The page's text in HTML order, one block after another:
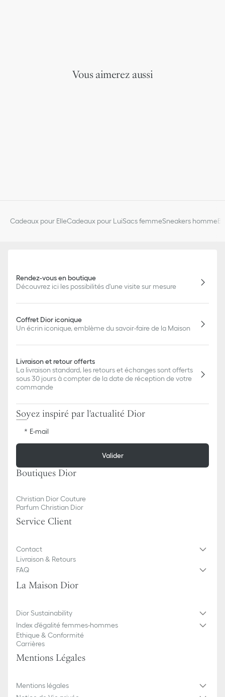
Vous aimerez aussi
Cadeaux pour ElleCadeaux pour LuiSacs femmeSneakers homme
Rendez-vous en boutique
Découvrez ici les possibilités d'une visite sur mesure
Coffret Dior iconique
Un écrin iconique, emblème du savoir-faire de la Maison
Livraison et retour offerts
La livraison standard, les retours et échanges sont offerts
sous 30 jours à compter de la date de réception de votre
commande
Soyez inspiré par l'actualité Dior
E-mail
Valider
Boutiques Dior
Christian Dior Couture
Parfum Christian Dior
Service Client
Contact
Livraison & Retours
FAQ
La Maison Dior
Dior Sustainability
Index d'égalité femmes-hommes
Ethique & Conformité
Carrières
Mentions Légales
Mentions légales